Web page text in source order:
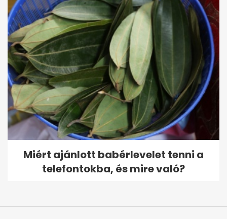
Miért ajánlott babérlevelet tenni a
telefontokba, és mire való?